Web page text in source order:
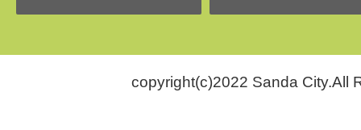
copyright(c)2022 Sanda City.All